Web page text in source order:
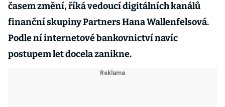
časem změní, říká vedoucí digitálních kanálů
finanční skupiny Partners Hana Wallenfelsová.
Podle ní internetové bankovnictví navíc
postupem let docela zanikne.